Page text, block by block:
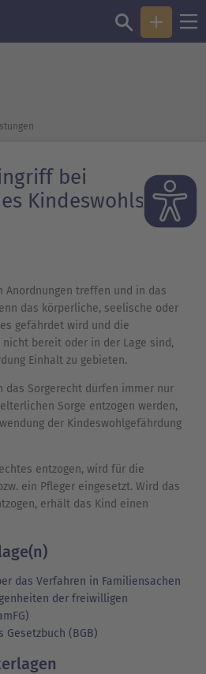
bei
Kindeswohls
Anordnungen treffen und in das
das körperliche, seelische oder
gefährdet wird und die
bereit oder in der Lage sind,
Einhalt zu gebieten.
das Sorgerecht dürfen immer nur
Sorge entzogen werden,
der Kindeswohlgefährdung
entzogen, wird für die
ein Pfleger eingesetzt. Wird das
erhält das Kind einen
das Verfahren in Familiensachen
der freiwilligen
Gesetzbuch (BGB)